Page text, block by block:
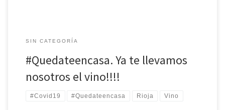
SIN CATEGORÍA
#Quedateencasa. Ya te llevamos
nosotros el vino!!!!
#Covid19 #Quedateencasa Rioja Vino